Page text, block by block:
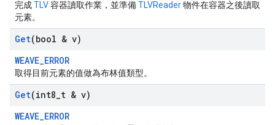
完成TLV容器讀取作業，並準備TLVReader物件在容器之後讀取
元素。
Get(bool & v)
WEAVE_ERROR
取得目前元素的值做為布林值類型。
Get(int8 t & v)
WEAVE_ERROR